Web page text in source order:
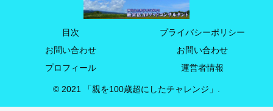
目次
プライバシーポリシー
お問い合わせ
お問い合わせ
プロフィール
運営者情報
© 2021 「親を100歳超にしたチャレンジ」.